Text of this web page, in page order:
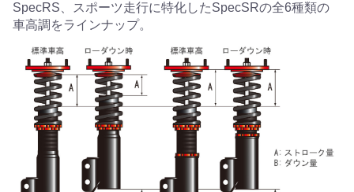
SpecRS、スポーツ走行に特化したSpecSRの全6種類の
車高調をラインナップ。